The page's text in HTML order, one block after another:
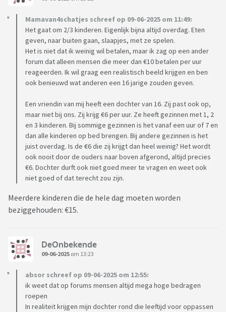
Mamavan4schatjes schreef op 09-06-2025 om 11:49:
Het gaat om 2/3 kinderen. Eigenlijk bijna altijd overdag. Eten
geven, naar buiten gaan, slaapjes, met ze spelen.
Het is niet dat ik weinig wil betalen, maar ik zag op een ander
forum dat alleen mensen die meer dan €10 betalen per uur
reageerden. Ik wil graag een realistisch beeld krijgen en ben
ook benieuwd wat anderen een 16 jarige zouden geven.
Een vriendin van mij heeft een dochter van 16. Zij past ook op,
maar niet bij ons. Zij krijg €6 per uur. Ze heeft gezinnen met 1, 2
en 3 kinderen. Bij sommige gezinnen is het vanaf een uur of 7 en
dan alle kinderen op bed brengen. Bij andere gezinnen is het
juist overdag. Is de €6 die zij krijgt dan heel weinig? Het wordt
ook nooit door de ouders naar boven afgerond, altijd precies
€6. Dochter durft ook niet goed meer te vragen en weet ook
niet goed of dat terecht zou zijn.
Meerdere kinderen die de hele dag moeten worden
beziggehouden: €15.
DeOnbekende
09-06-2025 om 13:23
absor schreef op 09-06-2025 om 12:55:
ik weet dat op forums mensen altijd mega hoge bedragen
roepen
In realiteit krijgen mijn dochter rond die leeftijd voor oppassen